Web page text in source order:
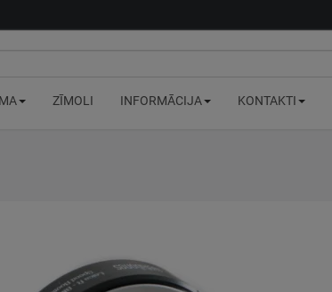
ZĪMOLI INFORMĀCIJA KONTAKTI